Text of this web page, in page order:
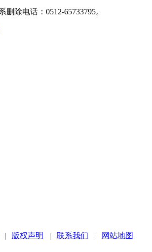
除电话：0512-65733795。
| 版权声明 | 联系我们 | 网站地图